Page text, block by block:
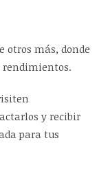
otros más, donde
rendimientos.
y recibir
para tus